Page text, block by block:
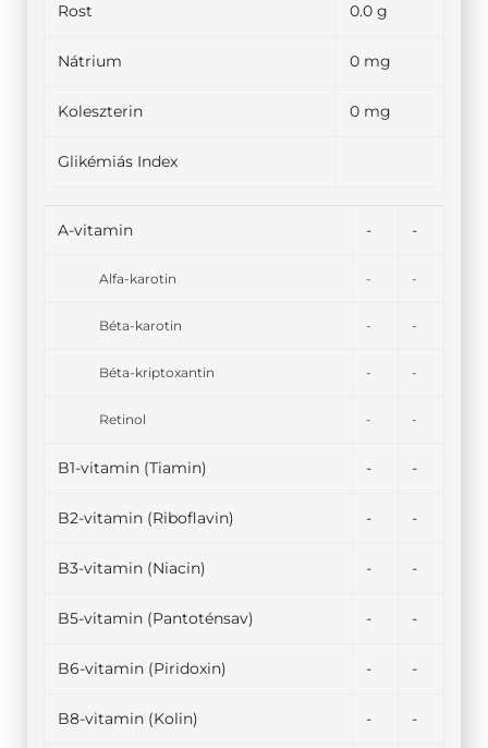
Rost 0.0 g
Nátrium 0 mg
Koleszterin 0 mg
Glikémiás Index
A-vitamin - -
Alfa-karotin - -
Béta-karotin - -
Béta-kriptoxantin - -
Retinol - -
B1-vitamin (Tiamin) - -
B2-vitamin (Riboflavin) - -
B3-vitamin (Niacin) - -
B5-vitamin (Pantoténsav) - -
B6-vitamin (Piridoxin) - -
B8-vitamin (Kolin) - -